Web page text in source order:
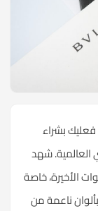
بشراء
العالمية. شهد
الأخيرة، خاصة
ناعمة من